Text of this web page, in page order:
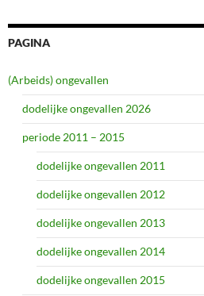
PAGINA
(Arbeids) ongevallen
dodelijke ongevallen 2026
periode 2011 – 2015
dodelijke ongevallen 2011
dodelijke ongevallen 2012
dodelijke ongevallen 2013
dodelijke ongevallen 2014
dodelijke ongevallen 2015